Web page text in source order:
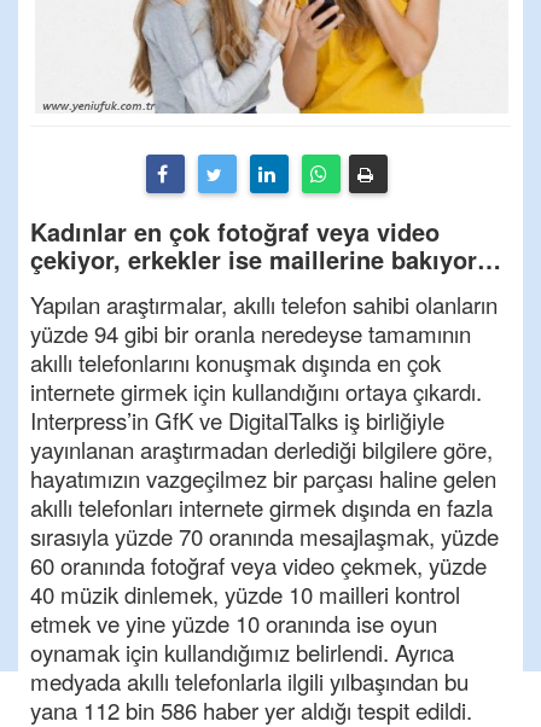
Kadınlar en çok fotoğraf veya video
çekiyor, erkekler ise maillerine bakıyor…
Yapılan araştırmalar, akıllı telefon sahibi olanların
yüzde 94 gibi bir oranla neredeyse tamamının
akıllı telefonlarını konuşmak dışında en çok
internete girmek için kullandığını ortaya çıkardı.
Interpress’in GfK ve DigitalTalks iş birliğiyle
yayınlanan araştırmadan derlediği bilgilere göre,
hayatımızın vazgeçilmez bir parçası haline gelen
akıllı telefonları internete girmek dışında en fazla
sırasıyla yüzde 70 oranında mesajlaşmak, yüzde
60 oranında fotoğraf veya video çekmek, yüzde
40 müzik dinlemek, yüzde 10 mailleri kontrol
etmek ve yine yüzde 10 oranında ise oyun
oynamak için kullandığımız belirlendi. Ayrıca
medyada akıllı telefonlarla ilgili yılbaşından bu
yana 112 bin 586 haber yer aldığı tespit edildi.